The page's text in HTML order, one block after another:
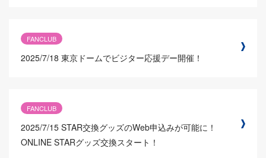
FANCLUB
2025/7/18 東京ドームでビジター応援デー開催！
FANCLUB
2025/7/15 STAR交換グッズのWeb申込みが可能に！
ONLINE STARグッズ交換スタート！